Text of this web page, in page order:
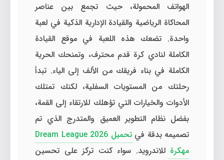
الهواتف المحمولة، حيث تجمع بين عناصر
المحاكاة الرياضية والقيادة الإدارية الذكية في لعبة
واحدة. تضعك هذه اللعبة في موقع القيادة
الكاملة لنادي كرة قدم محترف، وتمنحك الحرية
الكاملة في بناء فريقك من الألف إلى الياء. تبدأ
رحلتك من المستويات السفلية، لكنك تمتلك
الأدوات والخيارات التي تؤهلك للارتقاء إلى القمة،
بفضل نظام التطوير العميق والمتدرج الذي تم
تصميمه بدقة في
تحميل Dream League 2026
مهكرة للاندرويد. سواء كنت تركز على تحسين